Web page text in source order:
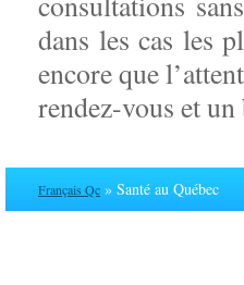
dans les cas les
encore que
rendez-vous et
Français Qc » Santé au Québec